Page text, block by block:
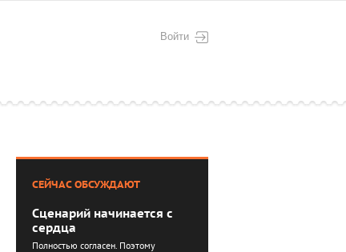
Войти
СЕЙЧАС ОБСУЖДАЮТ
Сценарий начинается с
сердца
Полностью согласен. Поэтому